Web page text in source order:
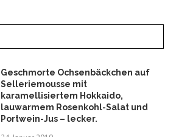
Geschmorte Ochsenbäckchen auf
Selleriemousse mit
karamellisiertem Hokkaido,
lauwarmem Rosenkohl-Salat und
Portwein-Jus – lecker.